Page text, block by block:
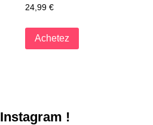
24,99 €
Achetez
Instagram !